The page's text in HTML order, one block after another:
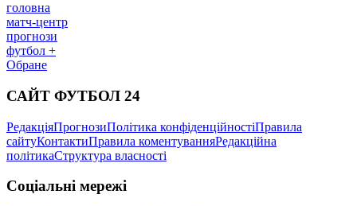
головна
матч-центр
прогнози
футбол +
Обране
САЙТ ФУТБОЛ 24
РедакціяПрогнозиПолітика конфіденційностіПравила
сайтуКонтактиПравила коментуванняРедакційна
політикаСтруктура власності
Соціальні мережі